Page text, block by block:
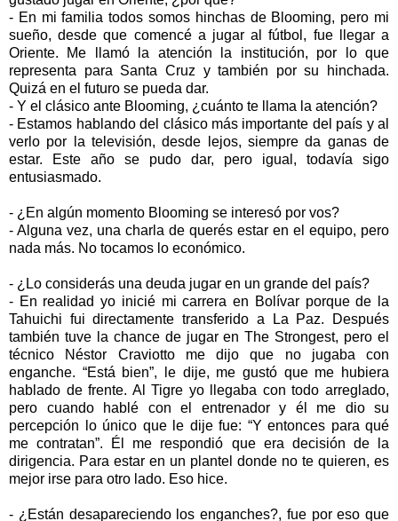
- En mi familia todos somos hinchas de Blooming, pero mi
sueño, desde que comencé a jugar al fútbol, fue llegar a
Oriente. Me llamó la atención la institución, por lo que
representa para Santa Cruz y también por su hinchada.
Quizá en el futuro se pueda dar.
- Y el clásico ante Blooming, ¿cuánto te llama la atención?
- Estamos hablando del clásico más importante del país y al
verlo por la televisión, desde lejos, siempre da ganas de
estar. Este año se pudo dar, pero igual, todavía sigo
entusiasmado.
- ¿En algún momento Blooming se interesó por vos?
- Alguna vez, una charla de querés estar en el equipo, pero
nada más. No tocamos lo económico.
- ¿Lo considerás una deuda jugar en un grande del país?
- En realidad yo inicié mi carrera en Bolívar porque de la
Tahuichi fui directamente transferido a La Paz. Después
también tuve la chance de jugar en The Strongest, pero el
técnico Néstor Craviotto me dijo que no jugaba con
enganche. “Está bien”, le dije, me gustó que me hubiera
hablado de frente. Al Tigre yo llegaba con todo arreglado,
pero cuando hablé con el entrenador y él me dio su
percepción lo único que le dije fue: “Y entonces para qué
me contratan”. Él me respondió que era decisión de la
dirigencia. Para estar en un plantel donde no te quieren, es
mejor irse para otro lado. Eso hice.
- ¿Están desapareciendo los enganches?, fue por eso que